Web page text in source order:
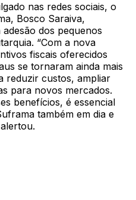
nas redes sociais, o
Bosco Saraiva,
dos pequenos
“Com a nova
fiscais oferecidos
se tornaram ainda mais
reduzir custos, ampliar
para novos mercados.
benefícios, é essencial
também em dia e